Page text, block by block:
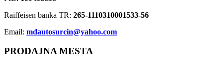
Raiffeisen banka TR: 265-1110310001533-56
Email: mdautosurcin@yahoo.com
PRODAJNA MESTA